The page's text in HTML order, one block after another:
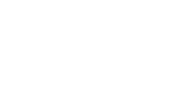
/ Kamers in